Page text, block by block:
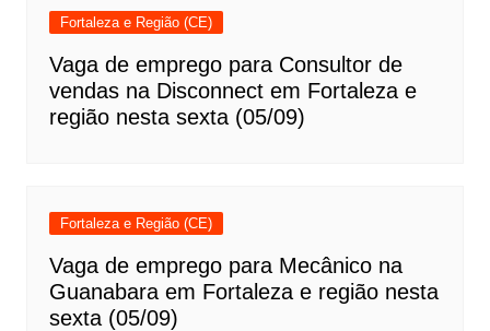
Fortaleza e Região (CE)
Vaga de emprego para Consultor de
vendas na Disconnect em Fortaleza e
região nesta sexta (05/09)
Fortaleza e Região (CE)
Vaga de emprego para Mecânico na
Guanabara em Fortaleza e região nesta
sexta (05/09)